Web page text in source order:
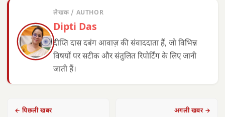
लेखक / AUTHOR
Dipti Das
दीप्ति दास दबंग आवाज़ की संवाददाता हैं, जो विभिन्न
विषयों पर सटीक और संतुलित रिपोर्टिंग के लिए जानी
जाती हैं।
← पिछली खबर अगली खबर →